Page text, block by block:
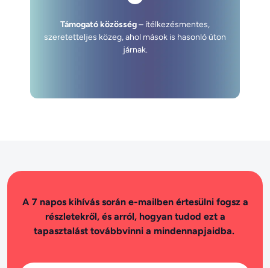
Támogató közösség– ítélkezésmentes,
szeretetteljes közeg, ahol mások is hasonló úton
járnak.
A 7 napos kihívás során e-mailben értesülni fogsz a
részletekről, és arról, hogyan tudod ezt a
tapasztalást továbbvinni a mindennapjaidba.